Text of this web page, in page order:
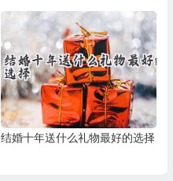
结婚十年送什么礼物最好的选择